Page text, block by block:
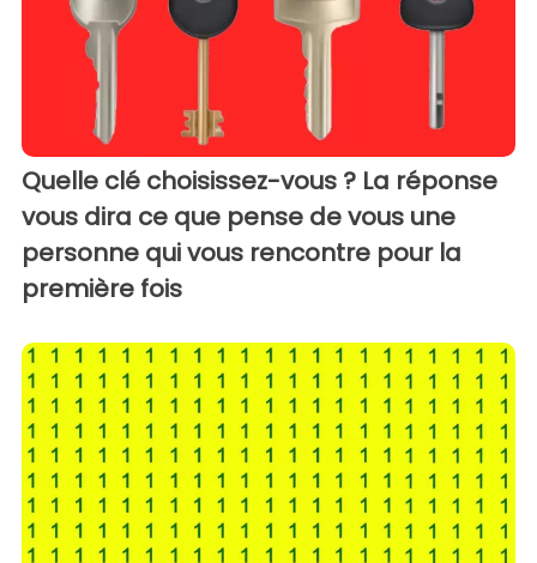
Quelle clé choisissez-vous ? La réponse
vous dira ce que pense de vous une
personne qui vous rencontre pour la
première fois